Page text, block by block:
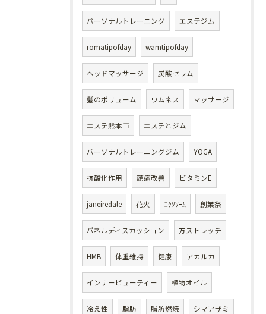
パーソナルトレーニング エステジム
romatipofday wamtipofday
ヘッドマッサージ 炭酸セラム
髪のボリューム ワムネス マッサージ
エステ熊本市 エステとジム
パーソナルトレーニングジム YOGA
抗酸化作用 頭痛改善 ビタミンE
janeiredale 花火 ｴｸｿｿｰﾑ 創業祭
パネルディスカッション 方ストレッチ
HMB 体重維持 健康 アカルカ
インナービューティー 植物オイル
冷え性 脂肪 脂肪燃焼 シマアザミ